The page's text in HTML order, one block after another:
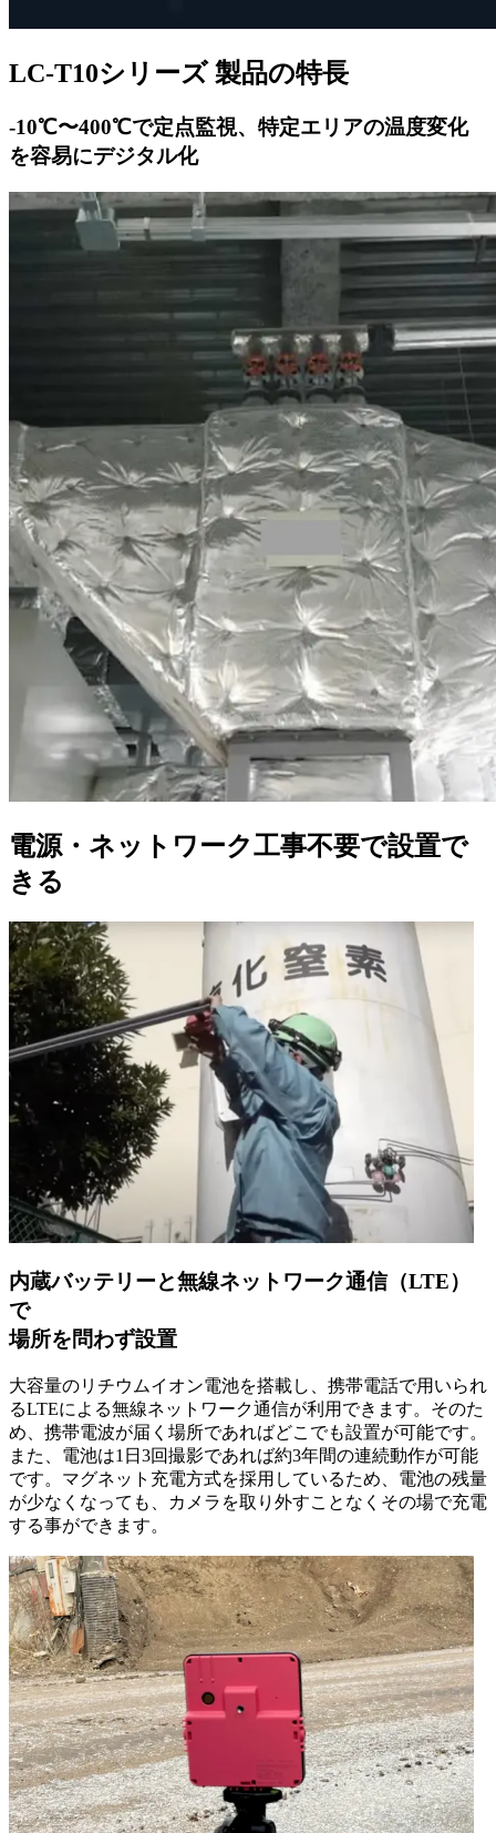
LC-T10シリーズ 製品の特長
-10℃〜400℃で定点監視、特定エリアの温度変化
を容易にデジタル化
電源・ネットワーク工事不要で設置で
きる
内蔵バッテリーと無線ネットワーク通信（LTE）
で
場所を問わず設置
大容量のリチウムイオン電池を搭載し、携帯電話で用いられ
るLTEによる無線ネットワーク通信が利用できます。そのた
め、携帯電波が届く場所であればどこでも設置が可能です。
また、電池は1日3回撮影であれば約3年間の連続動作が可能
です。マグネット充電方式を採用しているため、電池の残量
が少なくなっても、カメラを取り外すことなくその場で充電
する事ができます。